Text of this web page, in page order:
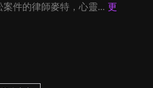
件的律師麥特，心靈... 更